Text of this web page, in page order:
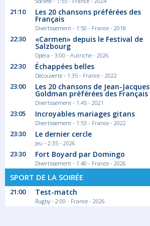
21:10 Les 20 chansons préférées des
Français
Divertissement - 1:50 - France - 2018
22:30 «Carmen» depuis le Festival de
Salzbourg
Opéra - 3:00 - Autriche - 2026
22:30 Échappées belles
Découverte - 1:35 - France - 2022
23:00 Les 20 chansons de Jean-Jacques
Goldman préférées des Français
Divertissement - 1:45 - 2021
23:05 Incroyables mariages gitans
Divertissement - 1:53 - France - 2022
23:30 Le dernier cercle
Jeu - 2:35 - 2026
23:30 Fort Boyard par Domingo
Divertissement - 1:40 - France - 2026
SPORT DE LA SOIRÉE
21:00 Test-match
Rugby - 2:00 - France - 2026